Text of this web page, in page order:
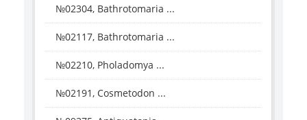
№02304, Bathrotomaria ...
№02117, Bathrotomaria ...
№02210, Pholadomya ...
№02191, Cosmetodon ...